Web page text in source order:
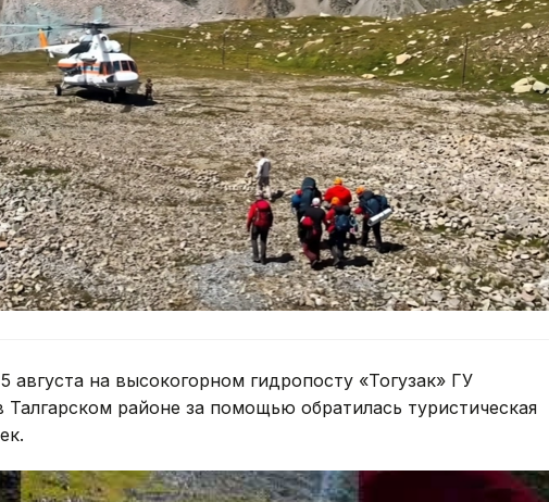
на высокогорном гидропосту «Тогузак» ГУ
районе за помощью обратилась туристическая